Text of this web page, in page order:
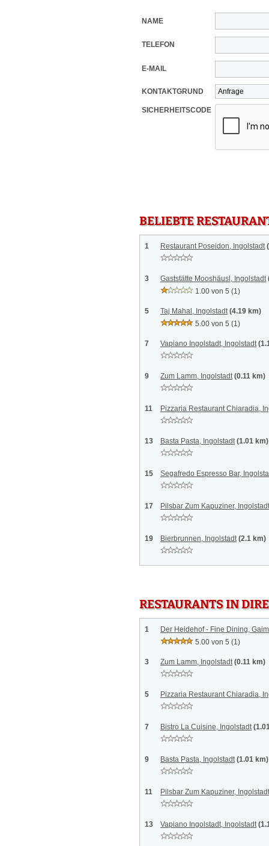
NAME
TELEFON
E-MAIL
KONTAKTGRUND
SICHERHEITSCODE
BELIEBTE
1 Restaurant Poseidon, Ingolstadt
3 Gaststätte Mooshäusl, Ingolstadt
1.00 von 5 (1)
5 Taj Mahal, Ingolstadt (4.19 km)
5.00 von 5 (1)
7 Vapiano Ingolstadt, Ingolstadt
9 Zum Lamm, Ingolstadt (0.11 km)
11 Pizzaria Restaurant Chiaradia,
13 Basta Pasta, Ingolstadt (1.01 km)
15 Segafredo Espresso Bar,
17 Pilsbar Zum Kapuziner, Ingolstadt
19 Bierbrunnen, Ingolstadt (2.1 km)
RESTAURANTS IN
1
Der Heidehof - Fine Dining,
5.00 von 5 (1)
3 Zum Lamm, Ingolstadt (0.11 km)
5 Pizzaria Restaurant Chiaradia,
7 Bistro La Cuisine, Ingolstadt
9 Basta Pasta, Ingolstadt (1.01 km)
11 Pilsbar Zum Kapuziner, Ingolstadt
13 Vapiano Ingolstadt, Ingolstadt